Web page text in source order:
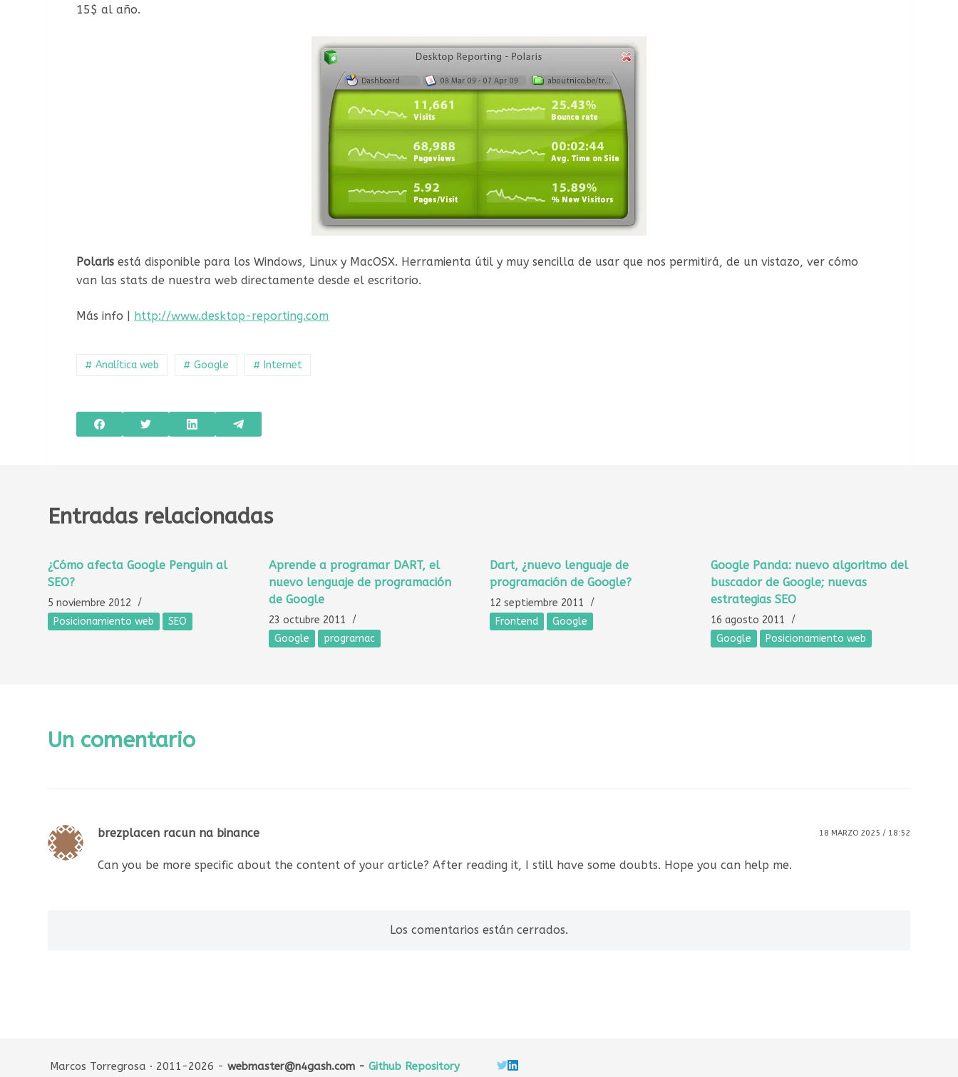
15$ al año.
Polaris está disponible para los Windows, Linux y MacOSX. Herramienta útil y muy sencilla de usar que nos permitirá, de un vistazo, ver cómo
van las stats de nuestra web directamente desde el escritorio.
Más info | http://www.desktop-reporting.com
# Analítica web # Google # Internet
Entradas relacionadas
¿Cómo afecta Google Penguin al
SEO?
5 noviembre 2012
Posicionamiento web
SEO
Aprende a programar DART, el
nuevo lenguaje de programación
de Google
23 octubre 2011
Google
programac
Dart, ¿nuevo lenguaje de
programación de Google?
12 septiembre 2011
Frontend
Google
Google Panda: nuevo algoritmo del
buscador de Google; nuevas
estrategias SEO
16 agosto 2011
Google
Posicionamiento web
Un comentario
brezplacen racun na binance 18 MARZO 2025 / 18:52
Can you be more specific about the content of your article? After reading it, I still have some doubts. Hope you can help me.
Los comentarios están cerrados.
Marcos Torregrosa · 2011-2026 - webmaster@n4gash.com - Github Repository